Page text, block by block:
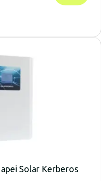
Solar Kerberos